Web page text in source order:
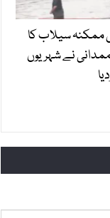
ممکنہ سیلاب کا
نے شہریوں